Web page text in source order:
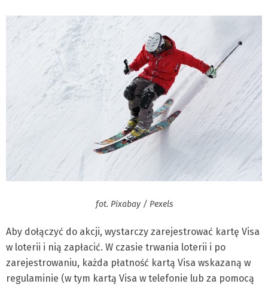
fot. Pixabay / Pexels
Aby dołączyć do akcji, wystarczy zarejestrować kartę Visa
w loterii i nią zapłacić. W czasie trwania loterii i po
zarejestrowaniu, każda płatność kartą Visa wskazaną w
regulaminie (w tym kartą Visa w telefonie lub za pomocą